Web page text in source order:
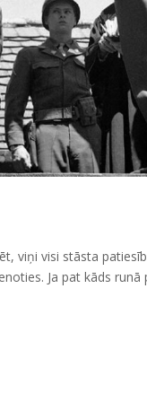
viņi visi stāsta
Ja pat kāds